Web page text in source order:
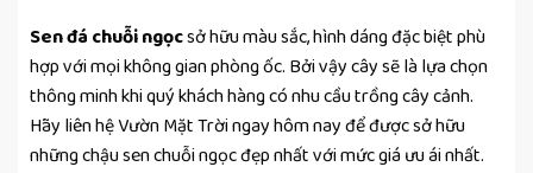
Sen đá chuỗi ngọcsở hữu màu sắc, hình dáng đặc biệt phù
hợp với mọi không gian phòng ốc. Bởi vậy cây sẽ là lựa chọn
thông minh khi quý khách hàng có nhu cầu trồng cây cảnh.
Hãy liên hệ Vườn Mặt Trời ngay hôm nay để được sở hữu
những chậu sen chuỗi ngọc đẹp nhất với mức giá ưu ái nhất.